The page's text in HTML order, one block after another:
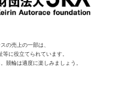
の売上の一部は、
に役⽴てられています。
競輪は適度に楽しみましょう。